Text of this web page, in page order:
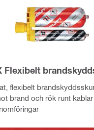
Flexibelt
flexibelt
brand och rök runt